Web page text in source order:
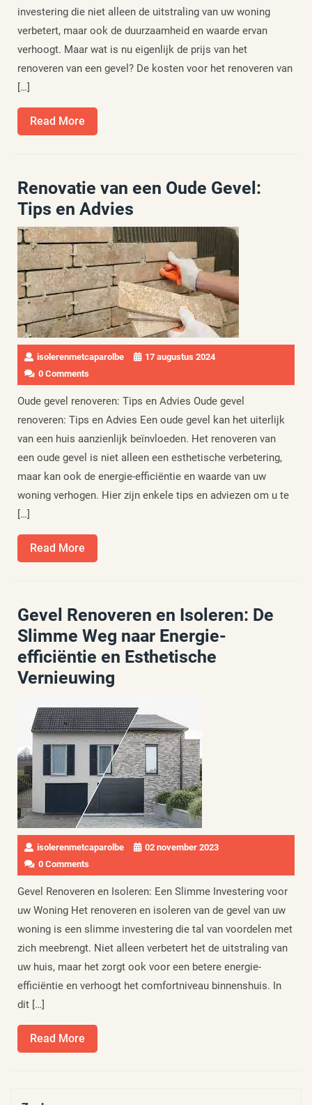
investering die niet alleen de uitstraling van uw woning
verbetert, maar ook de duurzaamheid en waarde ervan
verhoogt. Maar wat is nu eigenlijk de prijs van het
renoveren van een gevel? De kosten voor het renoveren van
[…]
Read More
More
Renovatie van een Oude Gevel:
Tips en Advies
isolerenmetcaparolbe
17 augustus 2024
0 Comments
Oude gevel renoveren: Tips en Advies Oude gevel
renoveren: Tips en Advies Een oude gevel kan het uiterlijk
van een huis aanzienlijk beïnvloeden. Het renoveren van
een oude gevel is niet alleen een esthetische verbetering,
maar kan ook de energie-efficiëntie en waarde van uw
woning verhogen. Hier zijn enkele tips en adviezen om u te
[…]
Read More
More
Gevel Renoveren en Isoleren: De
Slimme Weg naar Energie-
efficiëntie en Esthetische
Vernieuwing
isolerenmetcaparolbe
02 november 2023
0 Comments
Gevel Renoveren en Isoleren: Een Slimme Investering voor
uw Woning Het renoveren en isoleren van de gevel van uw
woning is een slimme investering die tal van voordelen met
zich meebrengt. Niet alleen verbetert het de uitstraling van
uw huis, maar het zorgt ook voor een betere energie-
efficiëntie en verhoogt het comfortniveau binnenshuis. In
dit […]
Read More
More